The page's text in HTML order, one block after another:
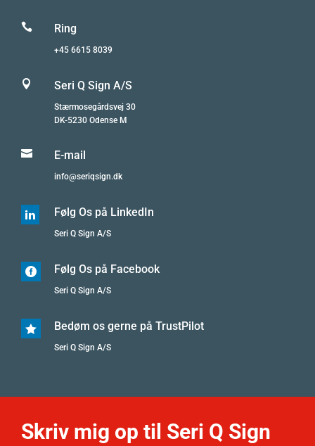
 Ring
+45 6615 8039
 Seri Q Sign A/S
Stærmosegårdsvej 30
DK-5230 Odense M
 E-mail
info@seriqsign.dk
 Følg Os på LinkedIn
Seri Q Sign A/S
 Følg Os på Facebook
Seri Q Sign A/S
 Bedøm os gerne på TrustPilot
Seri Q Sign A/S
Skriv mig op til Seri Q Sign